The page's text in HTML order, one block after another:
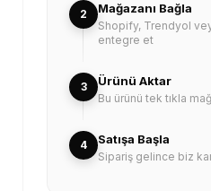
2 Mağazanı Bağla
Shopify, Trendyol
entegre et
3 Ürünü Aktar
Bu ürünü tek tıkla
4 Satışa Başla
Sipariş gelince biz